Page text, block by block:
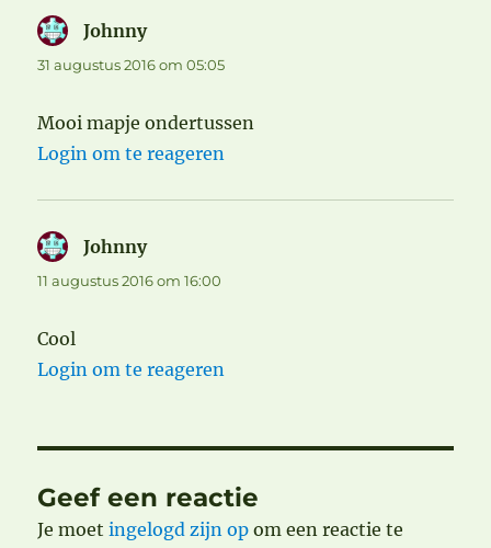
Johnnyschreef:
31 augustus 2016 om 05:05
Mooi mapje ondertussen
Login om te reageren
Johnnyschreef:
11 augustus 2016 om 16:00
Cool
Login om te reageren
Geef een reactie
Je moetingelogd zijn op om een reactie te